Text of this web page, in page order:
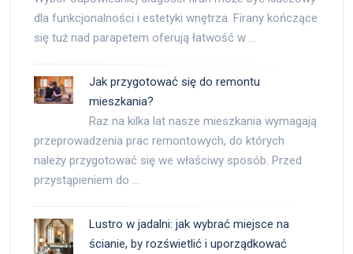
dla funkcjonalności i estetyki wnętrza. Firany kończące
się tuż nad parapetem oferują łatwość w …
Jak przygotować się do remontu
mieszkania?
Raz na kilka lat nasze mieszkania wymagają
przeprowadzenia prac remontowych, do których
należy przygotować się we właściwy sposób. Przed
przystąpieniem do …
Lustro w jadalni: jak wybrać miejsce na
ścianie, by rozświetlić i uporządkować